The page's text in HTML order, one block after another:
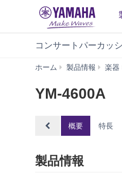
コンサートパーカッ
ホーム 製品情報 楽器
YM-4600A
概要 特長
製品情報